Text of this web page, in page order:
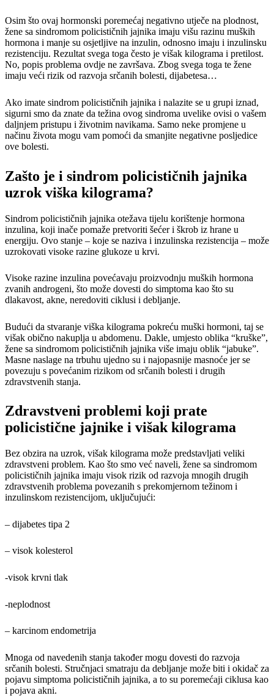
Osim što ovaj hormonski poremećaj negativno utječe na plodnost,
žene sa sindromom policističnih jajnika imaju višu razinu muških
hormona i manje su osjetljive na inzulin, odnosno imaju i inzulinsku
rezistenciju. Rezultat svega toga često je višak kilograma i pretilost.
No, popis problema ovdje ne završava. Zbog svega toga te žene
imaju veći rizik od razvoja srčanih bolesti, dijabetesa…
Ako imate sindrom policističnih jajnika i nalazite se u grupi iznad,
sigurni smo da znate da težina ovog sindroma uvelike ovisi o vašem
daljnjem pristupu i životnim navikama. Samo neke promjene u
načinu života mogu vam pomoći da smanjite negativne posljedice
ove bolesti.
Zašto je i sindrom policističnih jajnika
uzrok viška kilograma?
Sindrom policističnih jajnika otežava tijelu korištenje hormona
inzulina, koji inače pomaže pretvoriti šećer i škrob iz hrane u
energiju. Ovo stanje – koje se naziva i inzulinska rezistencija – može
uzrokovati visoke razine glukoze u krvi.
Visoke razine inzulina povećavaju proizvodnju muških hormona
zvanih androgeni, što može dovesti do simptoma kao što su
dlakavost, akne, neredoviti ciklusi i debljanje.
Budući da stvaranje viška kilograma pokreću muški hormoni, taj se
višak obično nakuplja u abdomenu. Dakle, umjesto oblika “kruške”,
žene sa sindromom policističnih jajnika više imaju oblik “jabuke”.
Masne naslage na trbuhu ujedno su i najopasnije masnoće jer se
povezuju s povećanim rizikom od srčanih bolesti i drugih
zdravstvenih stanja.
Zdravstveni problemi koji prate
policistične jajnike i višak kilograma
Bez obzira na uzrok, višak kilograma može predstavljati veliki
zdravstveni problem. Kao što smo već naveli, žene sa sindromom
policističnih jajnika imaju visok rizik od razvoja mnogih drugih
zdravstvenih problema povezanih s prekomjernom težinom i
inzulinskom rezistencijom, uključujući:
– dijabetes tipa 2
– visok kolesterol
-visok krvni tlak
-neplodnost
– karcinom endometrija
Mnoga od navedenih stanja također mogu dovesti do razvoja
srčanih bolesti. Stručnjaci smatraju da debljanje može biti i okidač za
pojavu simptoma policističnih jajnika, a to su poremećaji ciklusa kao
i pojava akni.